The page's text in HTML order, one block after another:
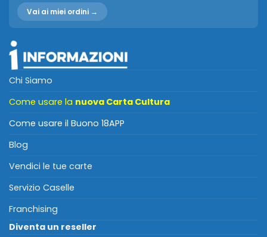
Vai ai miei ordini →
Chi Siamo
Come usare la nuova Carta Cultura
Come usare il Buono 18APP
Blog
Vendici le tue carte
Servizio Caselle
Franchising
Diventa un reseller